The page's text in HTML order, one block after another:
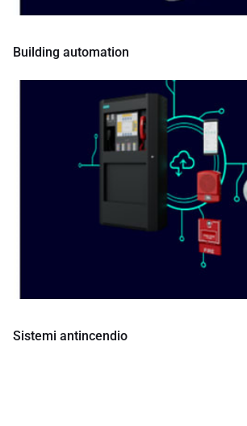
Building automation
Sistemi antincendio